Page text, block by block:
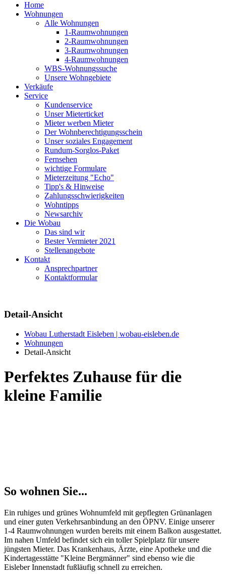
Home
Wohnungen
Alle Wohnungen
1-Raumwohnungen
2-Raumwohnungen
3-Raumwohnungen
4-Raumwohnungen
WBS-Wohnungssuche
Unsere Wohngebiete
Verkäufe
Service
Kundenservice
Unser Mieterticket
Mieter werben Mieter
Der Wohnberechtigungsschein
Unser soziales Engagement
Rundum-Sorglos-Paket
Fernsehen
wichtige Formulare
Mieterzeitung "Echo"
Tipp's & Hinweise
Zahlungsschwierigkeiten
Wohntipps
Newsarchiv
Die Wobau
Das sind wir
Bester Vermieter 2021
Stellenangebote
Kontakt
Ansprechpartner
Kontaktformular
Detail-Ansicht
Wobau Lutherstadt Eisleben | wobau-eisleben.de
Wohnungen
Detail-Ansicht
Perfektes Zuhause für die
kleine Familie
So wohnen Sie...
Ein ruhiges und grünes Wohnumfeld mit gepflegten Grünanlagen
und einer guten Verkehrsanbindung an den ÖPNV. Einige unserer
1-4 Raumwohnungen wurden bereits mit einem Balkon ausgestattet.
Im nahen Umfeld befindet sich ein toller Spielplatz für unsere
jüngsten Mieter. Das Krankenhaus, Ärzte, eine Apotheke und die
Kindertagesstätte "Kleine Bergmänner" sind ebenso wie die
Eisleber Innenstadt fußläufig schnell zu erreichen.